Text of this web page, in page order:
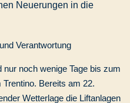
Neuerungen in die
Verantwortung
noch wenige Tage bis zum
Bereits am 22.
Wetterlage die Liftanlagen